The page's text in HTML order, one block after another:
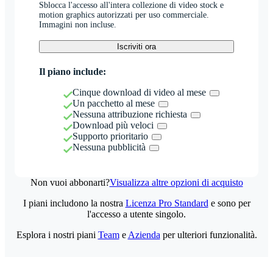
Sblocca l'accesso all'intera collezione di video stock e
motion graphics autorizzati per uso commerciale.
Immagini non incluse.
Iscriviti ora
Il piano include:
Cinque download di video al mese
Un pacchetto al mese
Nessuna attribuzione richiesta
Download più veloci
Supporto prioritario
Nessuna pubblicità
Non vuoi abbonarti?Visualizza altre opzioni di acquisto
I piani includono la nostra Licenza Pro Standard e sono per
l'accesso a utente singolo.
Esplora i nostri piani Teame Azienda per ulteriori funzionalità.